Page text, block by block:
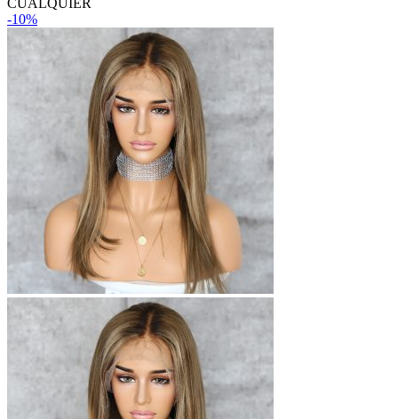
-10%